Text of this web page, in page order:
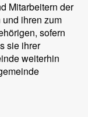
Mitarbeitern der
ihren zum
sofern
sie ihrer
weiterhin